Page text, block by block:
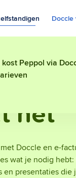
Peppol via
het
Doccle en e-
wat je nodig
en presentaties die